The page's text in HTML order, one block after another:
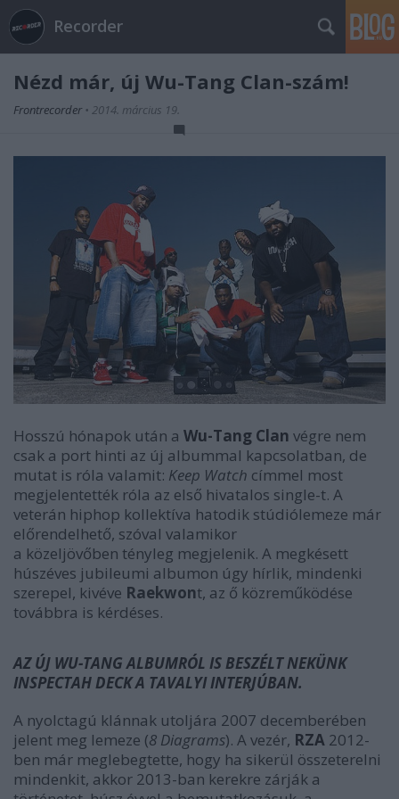
Recorder
Nézd már, új Wu-Tang Clan-szám!
Frontrecorder • 2014. március 19.
Hosszú hónapok után a Wu-Tang Clan végre nem
csak a port hinti az új albummal kapcsolatban, de
mutat is róla valamit: Keep Watch címmel most
megjelentették róla az első hivatalos single-t. A
veterán hiphop kollektíva hatodik stúdiólemeze már
előrendelhető, szóval valamikor
a közeljövőben tényleg megjelenik. A megkésett
húszéves jubileumi albumon úgy hírlik, mindenki
szerepel, kivéve Raekwont, az ő közreműködése
továbbra is kérdéses.
AZ ÚJ WU-TANG ALBUMRÓL IS BESZÉLT NEKÜNK
INSPECTAH DECK A TAVALYI INTERJÚBAN.
A nyolctagú klánnak utoljára 2007 decemberében
jelent meg lemeze (8 Diagrams). A vezér, RZA 2012-
ben már meglebegtette, hogy ha sikerül összeterelni
mindenkit, akkor 2013-ban kerekre zárják a